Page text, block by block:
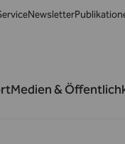
Newsletter
Medien &